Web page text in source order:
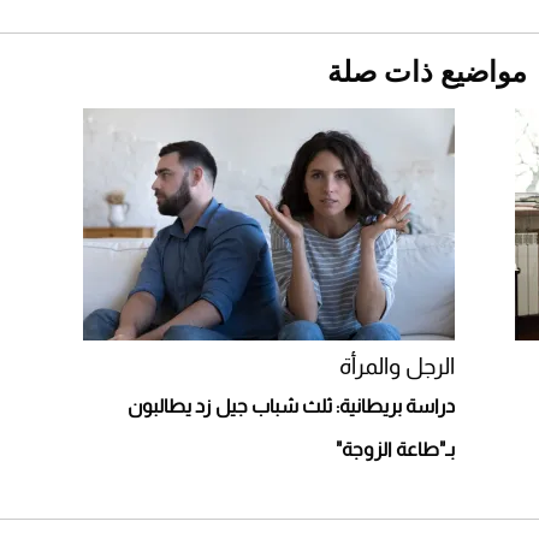
أغلى 10 عطور في العالم للرجال تمنحك فخامة
استثنائية
قبل ليلة النزال.. اكتمال وزن أبطال "The
Comeback" في جدة (فيديو)
2026-07-25
"بوجاتي ميسترال" الاستثنائية للبيع في مزاد
مونتيري
2026-07-23
مواضيع ذات صلة
الرجل والمرأة
دراسة بريطانية: ثلث شباب جيل زد يطالبون
بـ"طاعة الزوجة"